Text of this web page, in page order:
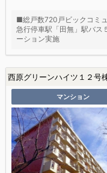
■総戸数720戸ビックコミ
急行停車駅「田無」駅バ
ーション実施
西原グリーンハイツ１２号
マンション